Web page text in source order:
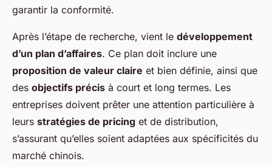
garantir la conformité.
Après l’étape de recherche, vient le développement
d’un plan d’affaires. Ce plan doit inclure une
proposition de valeur claire et bien définie, ainsi que
des objectifs précis à court et long termes. Les
entreprises doivent prêter une attention particulière à
leurs stratégies de pricing et de distribution,
s’assurant qu’elles soient adaptées aux spécificités du
marché chinois.